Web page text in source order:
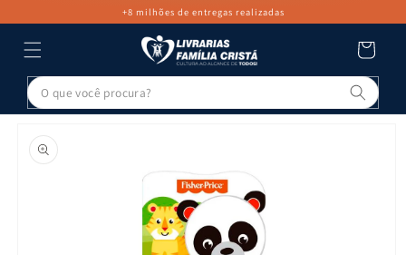
+8 milhões de entregas realizadas
Carrinho
PULAR PARA
INFORMAÇÕES
DO PRODUTO